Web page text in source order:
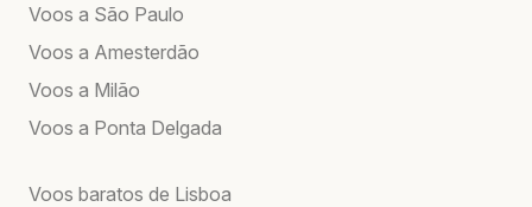
Voos a São Paulo
Voos a Amesterdão
Voos a Milão
Voos a Ponta Delgada
Voos baratos de Lisboa